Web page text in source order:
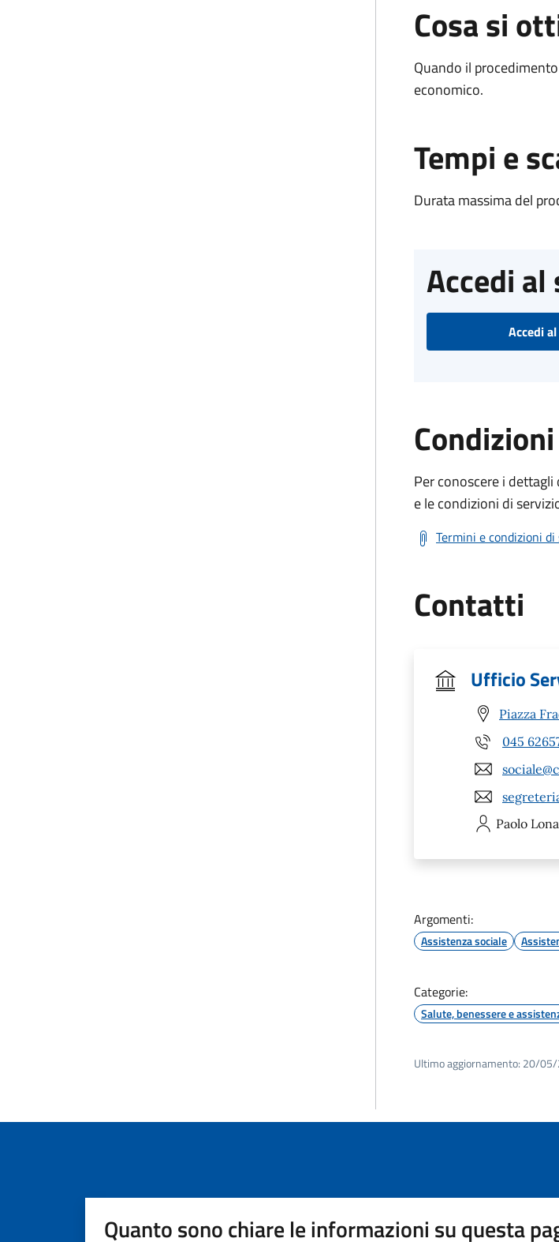
Cosa si
Quando il
economico.
Tempi e
Durata massima del
Accedi
Accedi
Per conoscere i
e le condizioni di
Termini e condizioni
Contatti
Ufficio
Piazza
045
Paolo
Argomenti:
Assistenza sociale
Categorie:
Salute, benessere e
Ultimo aggiornamento: 20/05/
Quanto sono chiare le informazioni su questa